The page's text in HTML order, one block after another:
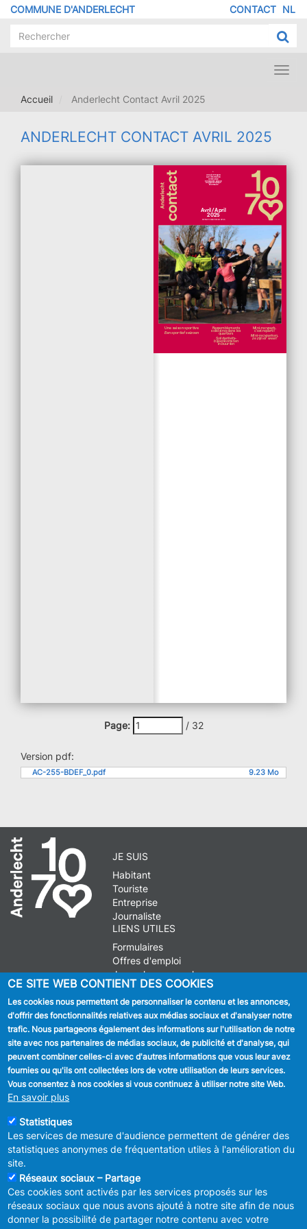
Aller
contenu
COMMUNE D'ANDERLECHT NL
DE
CONTACT
Accueil
Anderlecht Contact Avril 2025
ANDERLECHT CONTACT AVRIL 2025
Page: / 32
Version pdf:
AC-255-BDEF_0.pdf 9.23 Mo
JE SUIS
Habitant
Touriste
Entreprise
Journaliste
LIENS UTILES
Formulaires
Offres d'emploi
Journal communal
Stationnement
SUIVEZ NOUS
Facebook
Linkedin
MENU
FOOTER
LEGAL
Déclaration de confidentialité
Déclaration d'accessibilité
CE SITE WEB CONTIENT DES COOKIES
Les cookies nous permettent de personnaliser le contenu et les annonces,
d'offrir des fonctionnalités relatives aux médias sociaux et d'analyser notre
trafic. Nous partageons également des informations sur l'utilisation de notre
site avec nos partenaires de médias sociaux, de publicité et d'analyse, qui
peuvent combiner celles-ci avec d'autres informations que vous leur avez
fournies ou qu'ils ont collectées lors de votre utilisation de leurs services.
Vous consentez à nos cookies si vous continuez à utiliser notre site Web.
En savoir plus
Statistiques
Les services de mesure d'audience permettent de générer des
statistiques anonymes de fréquentation utiles à l'amélioration du
site.
Réseaux sociaux – Partage
Ces cookies sont activés par les services proposés sur les
réseaux sociaux que nous avons ajouté à notre site afin de nous
donner la possibilité de partager notre contenu avec votre